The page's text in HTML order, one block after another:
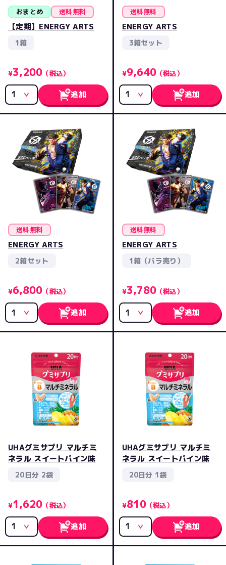
おまとめ 送料無料
【定期】ENERGY ARTS
1箱
¥3,200 （税込）
追加
送料無料
ENERGY ARTS
3箱セット
¥9,640（税込）
追加
送料無料
ENERGY ARTS
2箱セット
¥6,800 （税込）
追加
送料無料
ENERGY ARTS
1箱（バラ売り）
¥3,780（税込）
追加
UHAグミサプリ マルチミ
ネラル スイートパイン味
20日分 2袋
¥1,620 （税込）
追加
UHAグミサプリ マルチミ
ネラル スイートパイン味
20日分 1袋
¥810（税込）
追加